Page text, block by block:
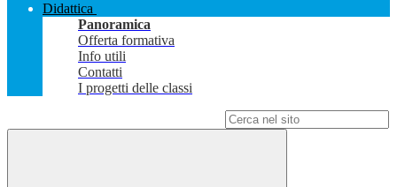
Didattica
Panoramica
Offerta formativa
Info utili
Contatti
I progetti delle classi